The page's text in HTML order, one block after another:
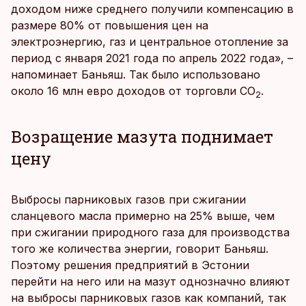
доходом ниже среднего получили компенсацию в
размере 80% от повышения цен на
электроэнергию, газ и центральное отопление за
период с января 2021 года по апрель 2022 года», –
напоминает Баньяш. Так было использовано
около 16 млн евро доходов от торговли CO2.
Возращение мазута поднимает
цену
Выбросы парниковых газов при сжигании
сланцевого масла примерно на 25% выше, чем
при сжигании природного газа для производства
того же количества энергии, говорит Баньяш.
Поэтому решения предприятий в Эстонии
перейти на него или на мазут однозначно влияют
на выбросы парниковых газов как компаний, так